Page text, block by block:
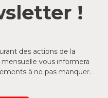
!
des actions de la
vous informera
à ne pas manquer.